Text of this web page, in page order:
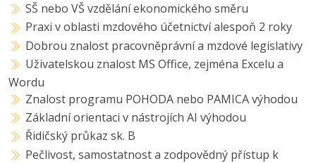
SŠ nebo VŠ vzdělání ekonomického směru
Praxi v oblasti mzdového účetnictví alespoň 2 roky
Dobrou znalost pracovněprávní a mzdové legislativy
Uživatelskou znalost MS Office, zejména Excelu a
Wordu
Znalost programu POHODA nebo PAMICA výhodou
Základní orientaci v nástrojích AI výhodou
Řidičský průkaz sk. B
Pečlivost, samostatnost a zodpovědný přístup k